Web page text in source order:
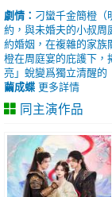
劇情： 刁蠻千金簡橙（
約，與未婚夫的小叔
約婚姻，在複雜的家
橙在周庭宴的庇護下，
亮」蛻變爲獨立清醒的
繭成蝶 更多詳情
同主演作品